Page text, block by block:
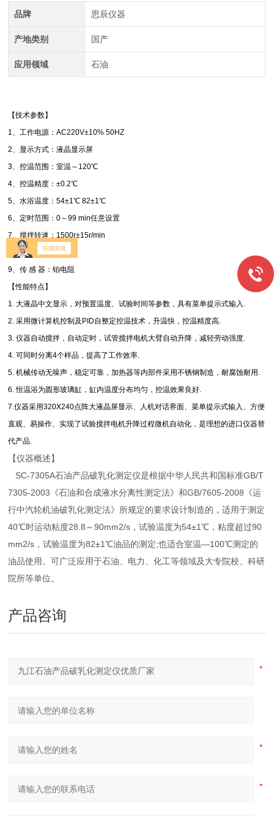
品牌 思辰仪器
产地类别 国产
应用领域 石油
【技术参数】
1、工作电源：AC220V±10% 50HZ
2、显示方式：液晶显示屏
3、控温范围：室温～120℃
4、控温精度：±0.2℃
5、水浴温度：54±1℃ 82±1℃
6、定时范围：0～99 min任意设置
7、搅拌转速：1500r±15r/min
8、实验孔数：4个
9、传 感 器：铂电阻
【性能特点】
1. 大液晶中文显示，对预置温度、试验时间等参数，具有菜单提示式输入.
2. 采用微计算机控制及PID自整定控温技术，升温快，控温精度高.
3. 仪器自动搅拌，自动定时，试管搅拌电机大臂自动升降，减轻劳动强度.
4. 可同时分离4个样品，提高了工作效率.
5. 机械传动无噪声，稳定可靠，加热器等内部件采用不锈钢制造，耐腐蚀耐用.
6. 恒温浴为圆形玻璃缸，缸内温度分布均匀，控温效果良好.
7.仪器采用320X240点阵大液晶屏显示、人机对话界面、菜单提示式输入、方便
直观、易操作、实现了试验搅拌电机升降过程微机自动化，是理想的进口仪器替
代产品.
【仪器概述】
SC-7305A石油产品破乳化测定仪是根据中华人民共和国标准GB/T
7305-2003《石油和合成液水分离性测定法》和GB/7605-2008《运
行中汽轮机油破乳化测定法》所规定的要求设计制造的，适用于测定
40℃时运动粘度28.8～90mm2/s，试验温度为54±1℃，粘度超过90
mm2/s，试验温度为82±1℃油品的测定;也适合室温—100℃测定的
油品使用。可广泛应用于石油、电力、化工等领域及大专院校、科研
院所等单位。
产品咨询